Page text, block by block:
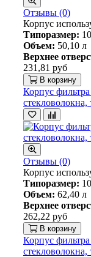
Отзывы (0)
Корпус
Типоразмер:
Объем: 50,10 л
Верхнее
231,81 руб
В корзину
Корпус
Отзывы (0)
Корпус
Типоразмер:
Объем: 62,40 л
Верхнее
262,22 руб
В корзину
Корпус
стекловолокна,